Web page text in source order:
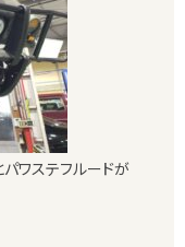
ワステフルードが